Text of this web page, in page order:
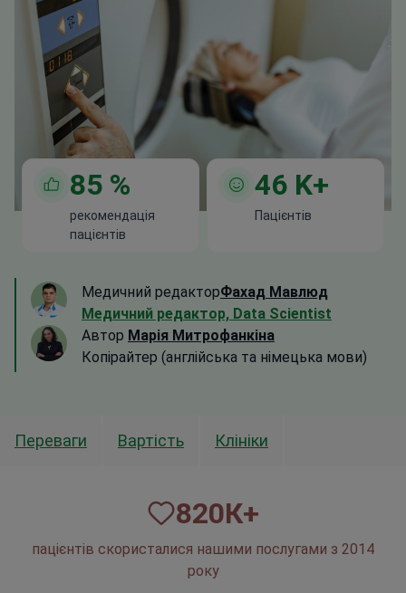
85 %
рекомендація
пацієнтів
46 K+
Пацієнтів
Медичний редакторФахад Мавлюд
Медичний редактор, Data Scientist
Автор Марія Митрофанкіна
Копірайтер (англійська та німецька мови)
Переваги Вартість Клініки
820К+
пацієнтів скористалися нашими послугами з 2014
року